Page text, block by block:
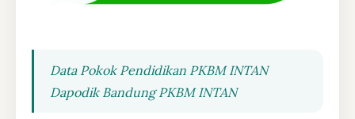
Data Pokok Pendidikan PKBM INTAN
Dapodik Bandung PKBM INTAN